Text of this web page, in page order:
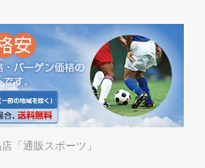
「通販スポーツ」